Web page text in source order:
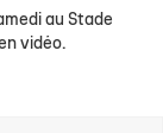
au Stade
vidéo.